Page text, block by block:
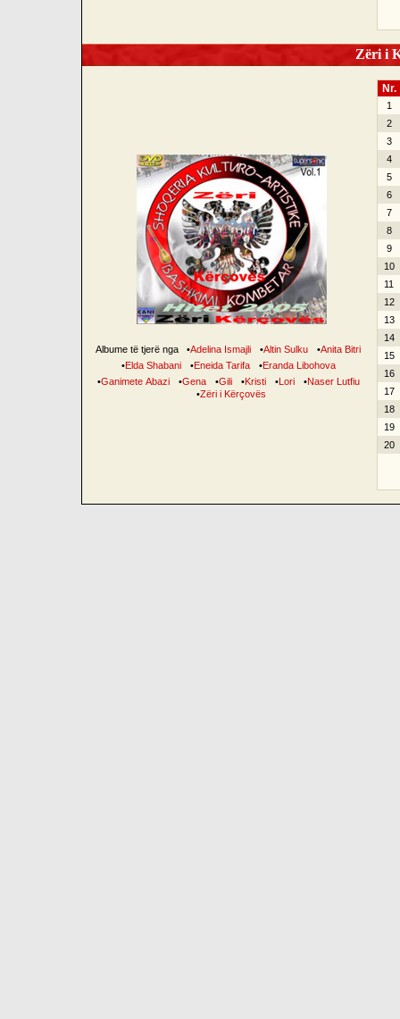
Zëri i
Albume të tjerë nga •Adelina Ismajli •Altin Sulku •Anita Bitri
•Elda Shabani •Eneida Tarifa •Eranda Libohova
•Ganimete Abazi •Gena •Gili •Kristi •Lori •Naser Lutfiu
•Zëri i Kërçovës
Nr.
1
2
3
4
5
6
7
8
9
10
11
12
13
14
15
16
17
18
19
20